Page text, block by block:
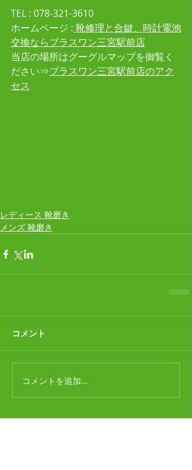
TEL : 078-321-3610
ホームページ : 靴修理と合鍵、時計電池
交換ならプラスワン三宮駅前店
当店の場所はグーグルマップを御覧く
ださい⇒プラスワン三宮駅前店のアク
セス
レディース 靴磨き
メンズ 靴磨き
コメント
コメントを追加…